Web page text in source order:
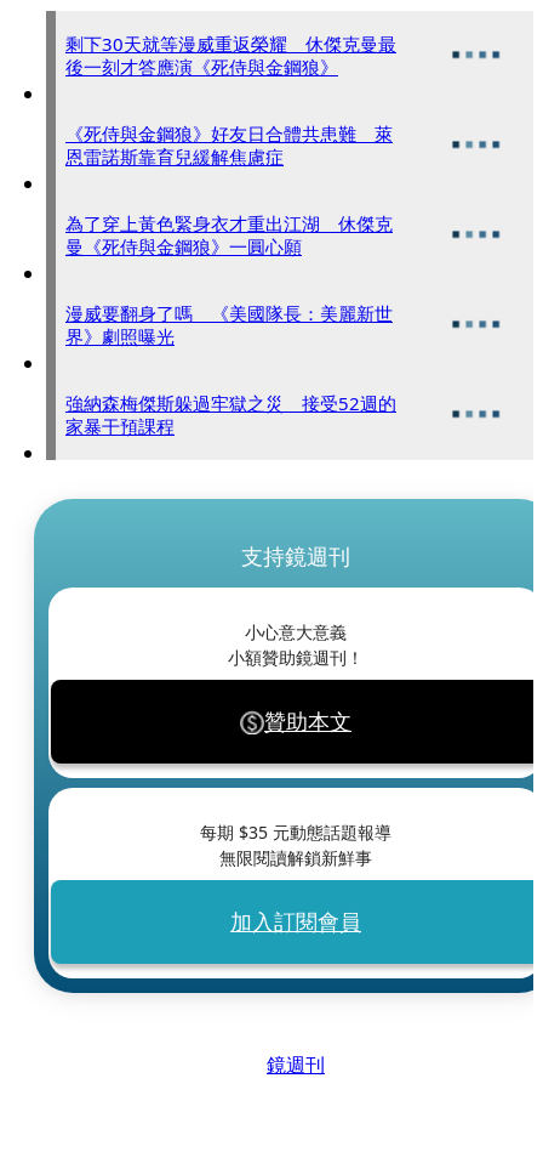
剩下30天就等漫威重返榮耀 休傑克曼最
後一刻才答應演《死侍與金鋼狼》
《死侍與金鋼狼》好友日合體共患難 萊
恩雷諾斯靠育兒緩解焦慮症
為了穿上黃色緊身衣才重出江湖 休傑克
曼《死侍與金鋼狼》一圓心願
漫威要翻身了嗎 《美國隊長：美麗新世
界》劇照曝光
強納森梅傑斯躲過牢獄之災 接受52週的
家暴干預課程
支持鏡週刊
小心意大意義
小額贊助鏡週刊！
贊助本文
每期 $35 元動態話題報導
無限閱讀解鎖新鮮事
加入訂閱會員
鏡週刊